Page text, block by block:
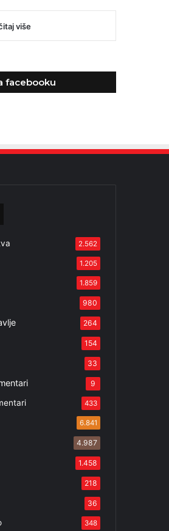
više
facebooku
2.562
1.205
1.859
980
264
154
33
9
433
6.841
4.987
1.458
218
36
348